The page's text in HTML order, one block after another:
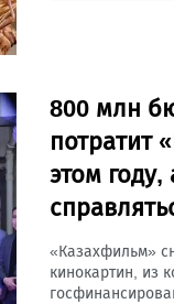
800 млн
потратит
этом
«Казахфильм»
кинокартин, из